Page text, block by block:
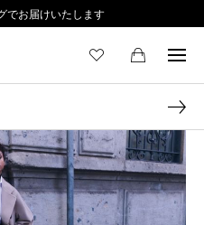
でお届けいたします